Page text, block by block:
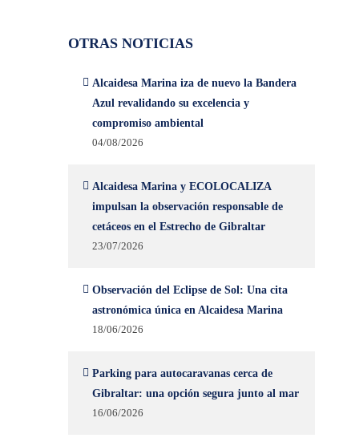
OTRAS NOTICIAS
Alcaidesa Marina iza de nuevo la Bandera
Azul revalidando su excelencia y
compromiso ambiental
04/08/2026
Alcaidesa Marina y ECOLOCALIZA
impulsan la observación responsable de
cetáceos en el Estrecho de Gibraltar
23/07/2026
Observación del Eclipse de Sol: Una cita
astronómica única en Alcaidesa Marina
18/06/2026
Parking para autocaravanas cerca de
Gibraltar: una opción segura junto al mar
16/06/2026